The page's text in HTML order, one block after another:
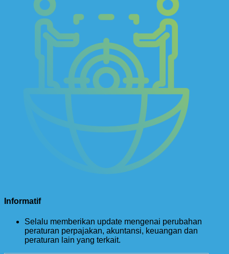
Informatif
Selalu memberikan update mengenai perubahan
peraturan perpajakan, akuntansi, keuangan dan
peraturan lain yang terkait.